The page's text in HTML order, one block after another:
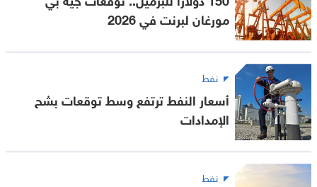
مورغان لبرنت في 2026
نفط
أسعار النفط ترتفع وسط توقعات بشح
الإمدادات
نفط